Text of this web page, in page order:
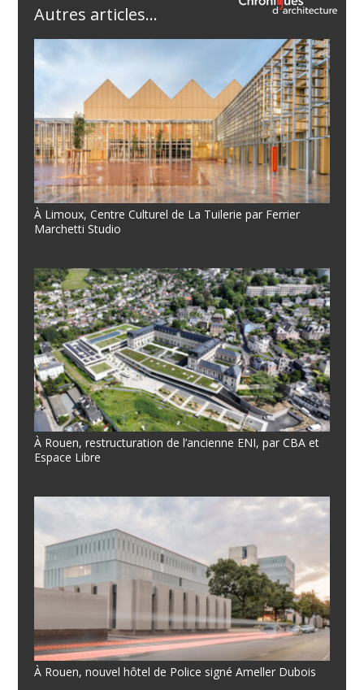
Autres articles...
À Limoux, Centre Culturel de La Tuilerie par Ferrier
Marchetti Studio
À Rouen, restructuration de l’ancienne ENI, par CBA et
Espace Libre
À Rouen, nouvel hôtel de Police signé Ameller Dubois